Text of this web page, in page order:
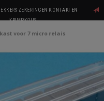
ZEKERINGEN KONTAKTEN
KRIMPKOUS
kast voor 7 micro relais